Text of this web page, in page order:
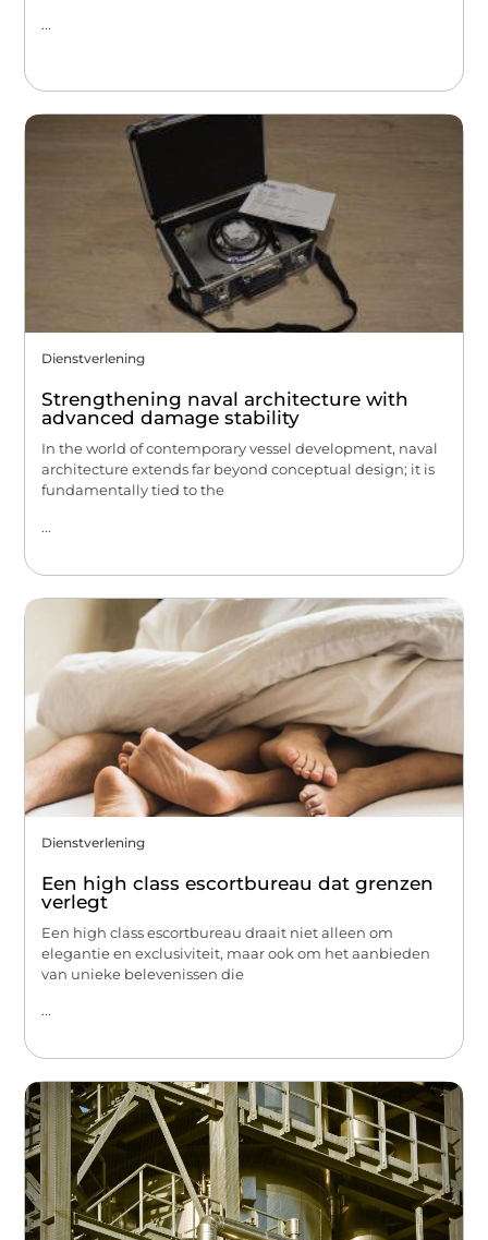
...
Dienstverlening
Strengthening naval architecture with
advanced damage stability
In the world of contemporary vessel development, naval
architecture extends far beyond conceptual design; it is
fundamentally tied to the
...
Dienstverlening
Een high class escortbureau dat grenzen
verlegt
Een high class escortbureau draait niet alleen om
elegantie en exclusiviteit, maar ook om het aanbieden
van unieke belevenissen die
...